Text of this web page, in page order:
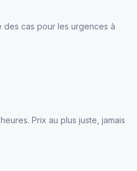
des cas pour les urgences à
Prix au plus juste, jamais